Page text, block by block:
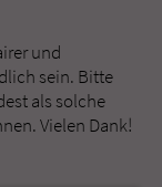
und
sein. Bitte
als solche
Vielen Dank!